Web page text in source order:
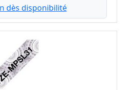
dès disponibilité